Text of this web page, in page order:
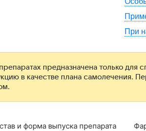
При
предназначена только для
в качестве плана самолечения.
и форма выпуска препарата